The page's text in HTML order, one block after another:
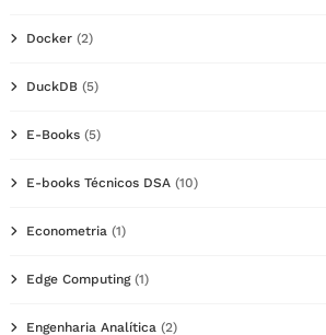
Docker (2)
DuckDB (5)
E-Books (5)
E-books Técnicos DSA (10)
Econometria (1)
Edge Computing(1)
Engenharia Analítica (2)